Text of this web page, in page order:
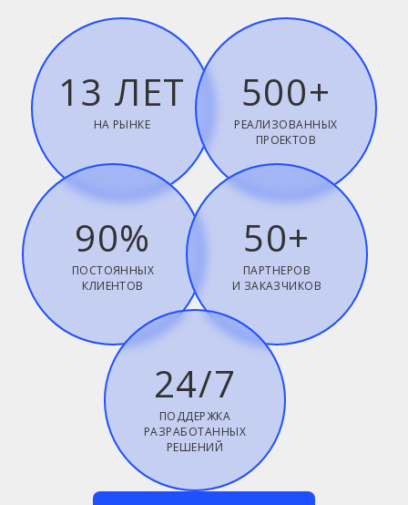
13 ЛЕТ
НА РЫНКЕ
500+
РЕАЛИЗОВАННЫХ
ПРОЕКТОВ
90%
ПОСТОЯННЫХ
КЛИЕНТОВ
50+
ПАРТНЕРОВ
И ЗАКАЗЧИКОВ
24/7
ПОДДЕРЖКА
РАЗРАБОТАННЫХ
РЕШЕНИЙ